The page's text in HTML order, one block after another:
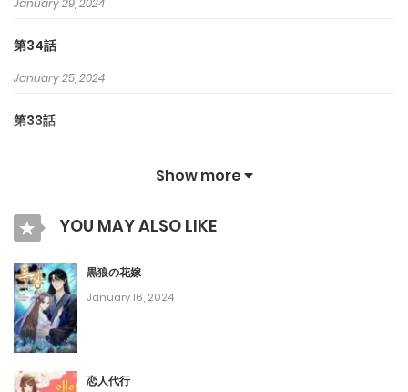
January 29, 2024
第34話
January 25, 2024
第33話
January 4, 2024
第31話
December 23, 2023
第30話
December 17, 2023
Show more
YOU MAY ALSO LIKE
黒狼の花嫁
January 16, 2024
恋人代行